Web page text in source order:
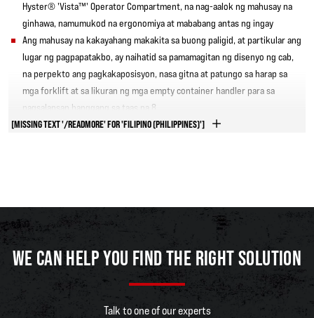
Hyster® 'Vista™' Operator Compartment, na nag-aalok ng mahusay na
ginhawa, namumukod na ergonomiya at mababang antas ng ingay
Ang mahusay na kakayahang makakita sa buong paligid, at partikular ang
lugar ng pagpapatakbo, ay naihatid sa pamamagitan ng disenyo ng cab,
na perpekto ang pagkakaposisyon, nasa gitna at patungo sa harap sa
mga forklift at sa likuran ng mga empty container handler para sa
pagsalansan hanggang sa taas na 8
Ang mga pamantayan sa pag-brand ng kompanya ay sinunod sa pag-
produktibo, matibay na trak, na suportado ng isang mahusay na antas ng
pagsiserbisyo
I-DOWNLOAD ANG PAG-AARAL NG KASO
[MISSING TEXT '/READMORE' FOR 'FILIPINO (PHILIPPINES)']
WE CAN HELP YOU FIND THE RIGHT SOLUTION
Talk to one of our experts